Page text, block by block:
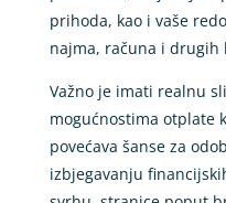
prihoda, kao i vaše
najma, računa i drugih
Važno je imati realnu
mogućnostima otplate
povećava šanse za
izbjegavanju